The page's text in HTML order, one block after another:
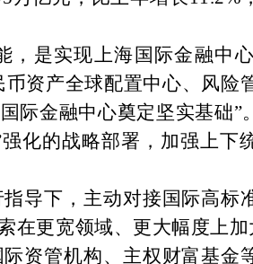
，是实现上海国际金融中
资产全球配置中心、风险
际金融中心奠定坚实基础”
化的战略部署，加强上下
导下，主动对接国际高标
更宽领域、更大幅度上加
资管机构、主权财富基金